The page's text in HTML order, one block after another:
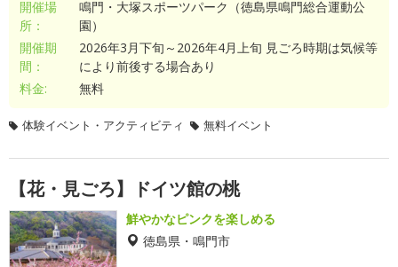
開催場
所：
鳴門・大塚スポーツパーク（徳島県鳴門総合運動公
園）
開催期
間：
2026年3月下旬～2026年4月上旬 見ごろ時期は気候等
により前後する場合あり
料金:
無料
体験イベント・アクティビティ 無料イベント
【花・見ごろ】ドイツ館の桃
鮮やかなピンクを楽しめる
徳島県・鳴門市